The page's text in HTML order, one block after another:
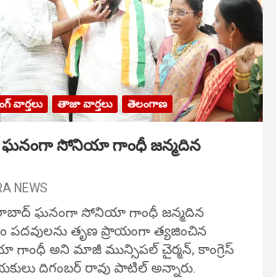
వార్తలు తాజా వార్తలు తెలంగాణ
ఘ‌నంగా సోనియా గాంధీ జ‌న్మ‌దిన
NEWS
ఘ‌నంగా సోనియా గాంధీ జ‌న్మ‌దిన
ప‌ద‌వుల‌ను తృణ ప్రాయంగా త్య‌జించిన
గాంధీ అని మాజీ మున్సిప‌ల్ చైర్మ‌న్, కాంగ్రెస్
దిగంబ‌ర్ రావు పాటిల్ అన్నారు.